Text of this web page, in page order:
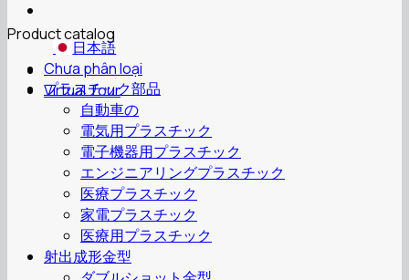
日本語
Virtual Tour
Product catalog
Chưa phân loại
プラスチック部品
自動車の
電気用プラスチック
電子機器用プラスチック
エンジニアリングプラスチック
医療プラスチック
家電プラスチック
医療用プラスチック
射出成形金型